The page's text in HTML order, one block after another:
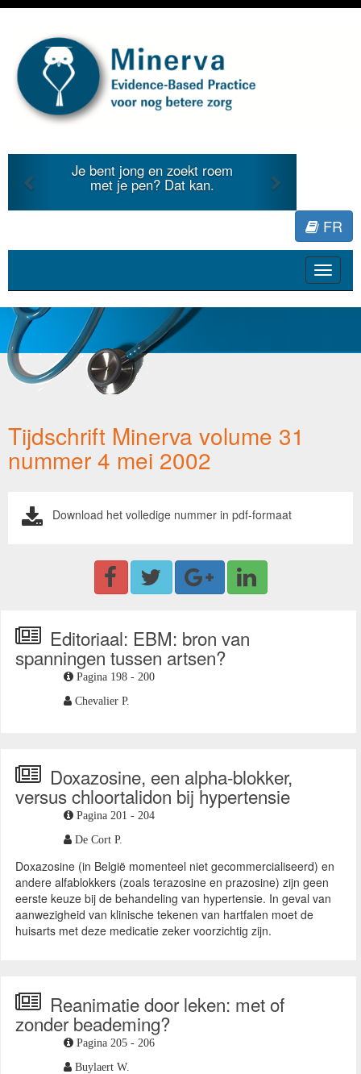
Je bent jong en zoekt roem
met je pen? Dat kan.
Previous
FR
Toggle
Tijdschrift Minerva volume 31
nummer 4 mei 2002
Download het volledige nummer in pdf-formaat
Editoriaal: EBM: bron van
spanningen tussen artsen?
Pagina 198 - 200
Chevalier P.
Doxazosine, een alpha-blokker,
versus chloortalidon bij hypertensie
Pagina 201 - 204
De Cort P.
Doxazosine (in België momenteel niet gecommercialiseerd) en
andere alfablokkers (zoals terazosine en prazosine) zijn geen
eerste keuze bij de behandeling van hypertensie. In geval van
aanwezigheid van klinische tekenen van hartfalen moet de
huisarts met deze medicatie zeker voorzichtig zijn.
Reanimatie door leken: met of
zonder beademing?
Pagina 205 - 206
Buylaert W.